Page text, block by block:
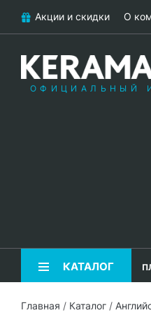
Акции и скидки О
ОФИЦИАЛЬНЫЙ
КАТАЛОГ
Главная / Каталог /